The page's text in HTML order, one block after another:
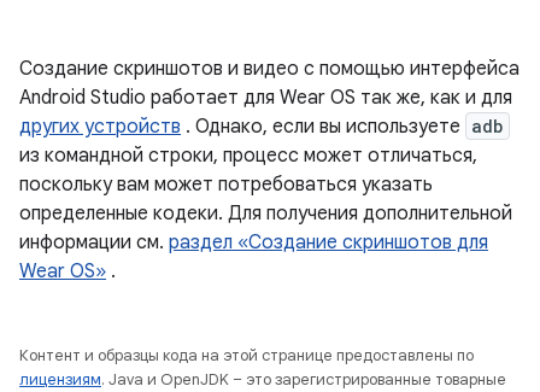
Создание скриншотов и видео с помощью интерфейса
Android Studio работает для Wear OS так же, как и для
других устройств . Однако, если вы используете adb
из командной строки, процесс может отличаться,
поскольку вам может потребоваться указать
определенные кодеки. Для получения дополнительной
информации см. раздел «Создание скриншотов для
Wear OS» .
Контент и образцы кода на этой странице предоставлены по
лицензиям. Java и OpenJDK – это зарегистрированные товарные